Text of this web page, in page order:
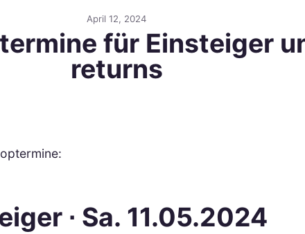
April 12, 2024
für Einsteiger
returns
∙ Sa. 11.05.2024